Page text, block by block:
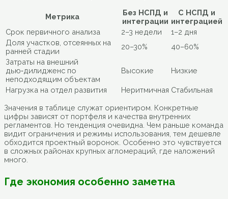
Метрика
Без НСПД и
интеграции
С НСПД и
интеграцией
Срок первичного анализа
2–3 недели
1–2 дня
Доля участков, отсеянных на
ранней стадии
20–30%
40–60%
Затраты на внешний
дью‑дилидженс по
неподходящим объектам
Высокие Низкие
Нагрузка на отдел развития Неритмичная Стабильная
Значения в таблице служат ориентиром. Конкретные
цифры зависят от портфеля и качества внутренних
регламентов. Но тенденция очевидна. Чем раньше команда
видит ограничения и режимы использования, тем дешевле
обходится проектный воронок. Особенно это чувствуется
в сложных районах крупных агломераций, где наложений
много.
Где экономия особенно заметна